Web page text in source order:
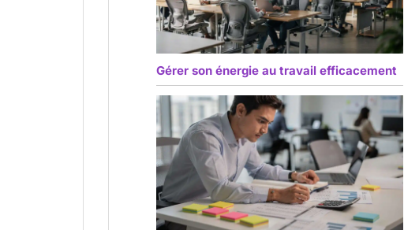
Gérer son énergie au travail efficacement